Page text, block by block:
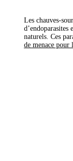
Les chauves-
d’endoparasites
naturels. Ces
de menace pour